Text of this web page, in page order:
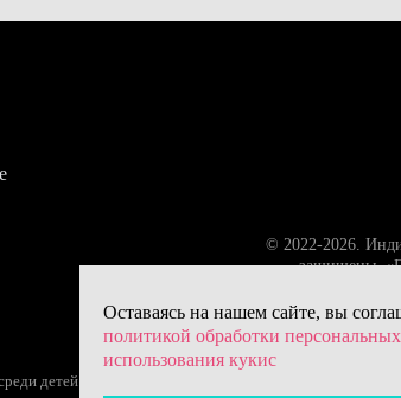
© 2022-2026.
защищены.
детей (18+) – следите за возрастной маркировкой.
Оставаясь на нашем сайте, вы
политикой обработки
использования кукис